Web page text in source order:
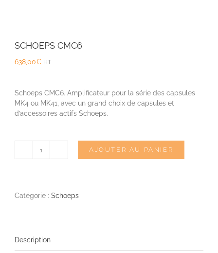
SCHOEPS CMC6
638,00€ HT
Schoeps CMC6. Amplificateur pour la série des capsules
MK4 ou MK41, avec un grand choix de capsules et
d’accessoires actifs Schoeps.
quantité
AJOUTER AU PANIER
Catégorie : Schoeps
Description